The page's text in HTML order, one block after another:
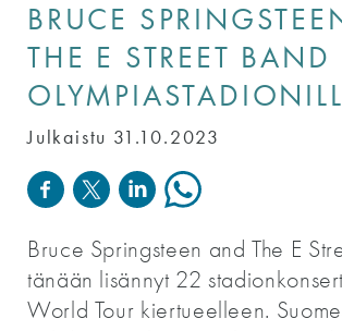
BRUCE
THE E STREET BAND
Julkaistu 31.10.2023
Bruce Springsteen and The E
tänään lisännyt 22
World Tour kiertueelleen.